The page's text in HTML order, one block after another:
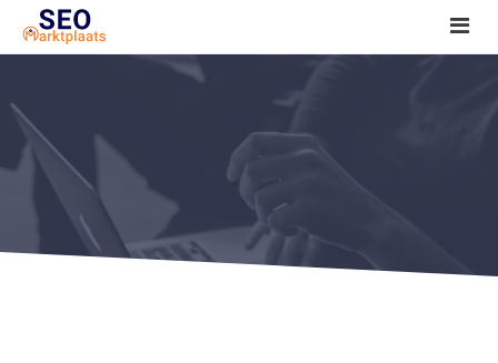
SEO tools reviews
Marketeer bij jou in de buurt?
Offerte
1. Seo voor beginners +
2. Onderzoeken +